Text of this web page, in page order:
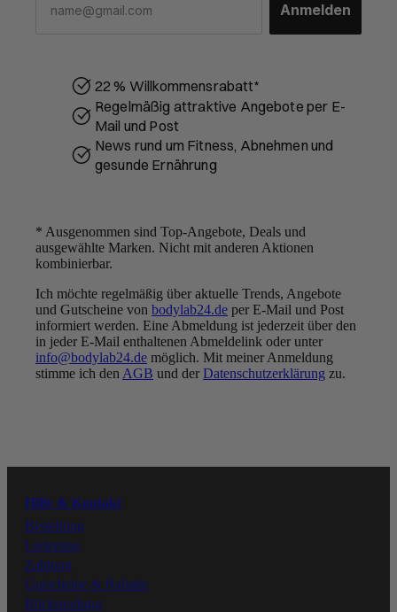
Anmelden
22 % Willkommensrabatt*
Regelmäßig attraktive Angebote per E-
Mail und Post
News rund um Fitness, Abnehmen und
gesunde Ernährung
* Ausgenommen sind Top-Angebote, Deals und
ausgewählte Marken. Nicht mit anderen Aktionen
kombinierbar.
Ich möchte regelmäßig über aktuelle Trends, Angebote
und Gutscheine von bodylab24.de per E-Mail und Post
informiert werden. Eine Abmeldung ist jederzeit über den
in jeder E-Mail enthaltenen Abmeldelink oder unter
info@bodylab24.de möglich. Mit meiner Anmeldung
stimme ich den AGB und der Datenschutzerklärung zu.
UNSER VERSPRECHEN:
BESTE QUALITÄT ZU
FAIREN PREISEN
Folge uns
Instagram
Hilfe & Kontakt
Bestellung
Lieferung
Zahlung
Gutscheine & Rabatte
Rücksendung